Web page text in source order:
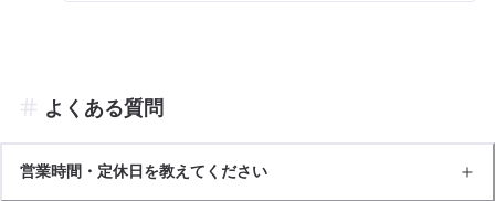
よくある質問
営業時間・定休日を教えてください